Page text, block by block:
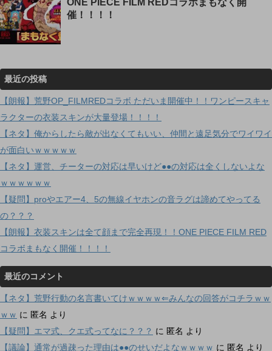
ONE PIECE FILM REDコラボまもなく開
催！！！！
最近の投稿
【朗報】荒野OP_FILMREDコラボ ただいま開催中！！ワンピースキャ
ラクターの衣装スキンが大量登場！！！！
【ネタ】俺からしたら敵が出なくてもいい、仲間と遠足気分でワイワイ
が面白いｗｗｗｗｗ
【ネタ】運営、チーターの対応は早いけど●●の対応は全くしないよな
ｗｗｗｗｗｗ
【疑問】proやエアー4、5の無線イヤホンの音ラグは諦めてやってる
の？？？
【朗報】衣装スキンは全て顔まで完全再現！！ONE PIECE FILM RED
コラボまもなく開催！！！！
最近のコメント
【ネタ】荒野行動の名言書いてけｗｗｗｗ⇐みんなの回答がコチラｗｗ
ｗｗ に 匿名 より
【疑問】エマ式、クエ式ってなに？？？ に 匿名 より
【議論】通常が過疎った理由は●●のせいだよなｗｗｗｗ に 匿名 より